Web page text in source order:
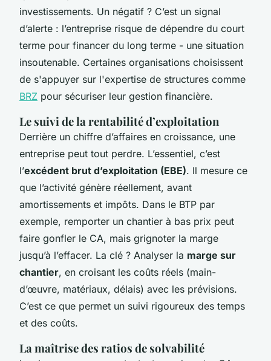
investissements. Un négatif ? C’est un signal
d’alerte : l’entreprise risque de dépendre du court
terme pour financer du long terme - une situation
insoutenable. Certaines organisations choisissent
de s'appuyer sur l'expertise de structures comme
BRZ pour sécuriser leur gestion financière.
Le suivi de la rentabilité d’exploitation
Derrière un chiffre d’affaires en croissance, une
entreprise peut tout perdre. L’essentiel, c’est
l’excédent brut d’exploitation (EBE). Il mesure ce
que l’activité génère réellement, avant
amortissements et impôts. Dans le BTP par
exemple, remporter un chantier à bas prix peut
faire gonfler le CA, mais grignoter la marge
jusqu’à l’effacer. La clé ? Analyser la marge sur
chantier, en croisant les coûts réels (main-
d’œuvre, matériaux, délais) avec les prévisions.
C’est ce que permet un suivi rigoureux des temps
et des coûts.
La maîtrise des ratios de solvabilité